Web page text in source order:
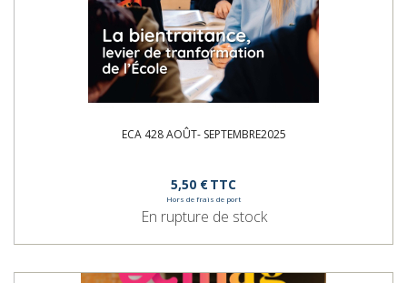
ECA 428 AOÛT- SEPTEMBRE2025
5,50 €TTC
Hors de frais de port
En rupture de stock